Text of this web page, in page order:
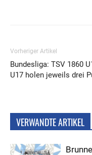
Vorheriger Artikel
Bundesliga: TSV 1860
U17 holen jeweils drei
VERWANDTE ARTIKEL